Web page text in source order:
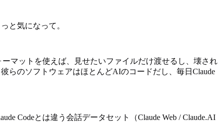
と気になって。
マットを使えば、見せたいファイルだけ渡せるし、壊され
らのソフトウェアはほとんどAIのコードだし、毎日Claude
Codeとは違う会話データセット（Claude Web / Claude.AI